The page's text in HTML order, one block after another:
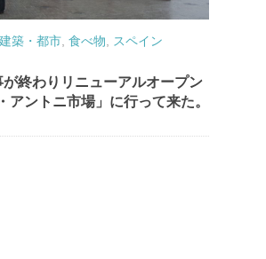
建築・都市 食べ物 スペイン
終わりリニューアルオープン
アントニ市場」に行って来た。